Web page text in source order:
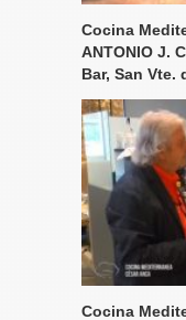
Cocina
ANTONIO J.
Bar, San Vte.
Cocina